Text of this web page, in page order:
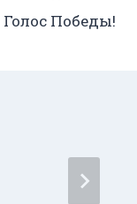
Голос Победы!